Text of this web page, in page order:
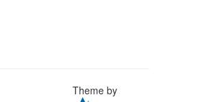
Theme by